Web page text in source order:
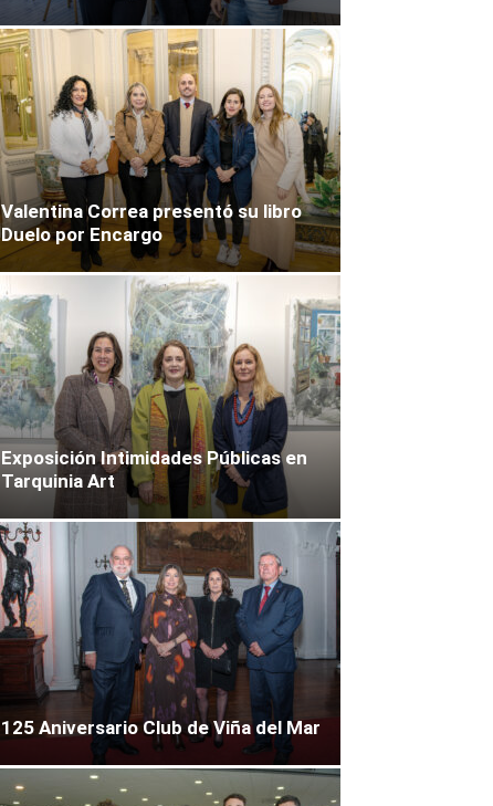
Valentina Correa presentó su libro
Duelo por Encargo
Exposición Intimidades Públicas en
Tarquinia Art
125 Aniversario Club de Viña del Mar